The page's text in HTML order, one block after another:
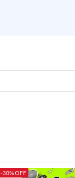
-30% OFF